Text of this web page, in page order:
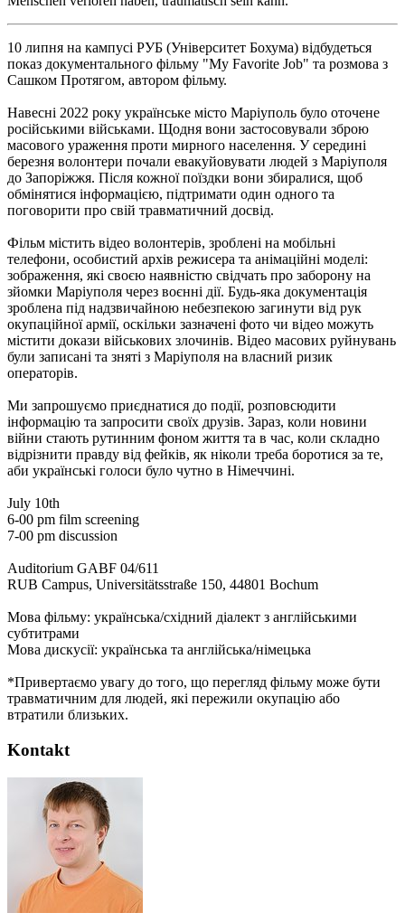
10 липня на кампусі РУБ (Університет Бохума) відбудеться
показ документального фільму "My Favorite Job" та розмова з
Сашком Протягом, автором фільму.
Навесні 2022 року українське місто Маріуполь було оточене
російськими військами. Щодня вони застосовували зброю
масового ураження проти мирного населення. У середині
березня волонтери почали евакуйовувати людей з Маріуполя
до Запоріжжя. Після кожної поїздки вони збиралися, щоб
обмінятися інформацією, підтримати один одного та
поговорити про свій травматичний досвід.
Фільм містить відео волонтерів, зроблені на мобільні
телефони, особистий архів режисера та анімаційні моделі:
зображення, які своєю наявністю свідчать про заборону на
зйомки Маріуполя через воєнні дії. Будь-яка документація
зроблена під надзвичайною небезпекою загинути від рук
окупаційної армії, оскільки зазначені фото чи відео можуть
містити докази військових злочинів. Відео масових руйнувань
були записані та зняті з Маріуполя на власний ризик
операторів.
Ми запрошуємо приєднатися до події, розповсюдити
інформацію та запросити своїх друзів. Зараз, коли новини
війни стають рутинним фоном життя та в час, коли складно
відрізнити правду від фейків, як ніколи треба боротися за те,
аби українські голоси було чутно в Німеччині.
July 10th
6-00 pm film screening
7-00 pm discussion
Auditorium GABF 04/611
RUB Campus, Universitätsstraße 150, 44801 Bochum
Мова фільму: українська/східний діалект з англійськими
субтитрами
Мова дискусії: українська та англійська/німецька
*Привертаємо увагу до того, що перегляд фільму може бути
травматичним для людей, які пережили окупацію або
втратили близьких.
Kontakt